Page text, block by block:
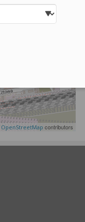
OpenStreetMap contributors